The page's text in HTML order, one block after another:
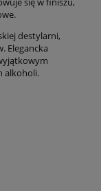
destylarni,
Elegancka
alkoholi.